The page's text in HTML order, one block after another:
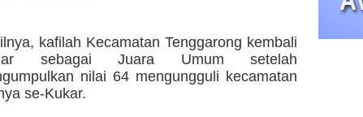
kafilah Kecamatan Tenggarong kembali
sebagai Juara Umum setelah
nilai 64 mengungguli kecamatan
se-Kukar.